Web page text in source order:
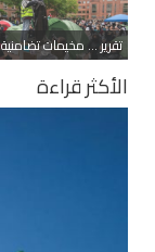
تقرير ...
الأكثر قراءة